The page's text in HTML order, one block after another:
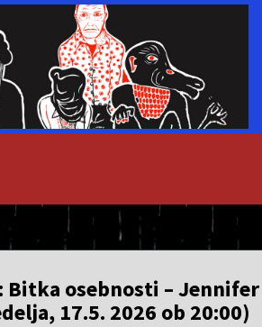
Bitka osebnosti – Jennifer
17.5. 2026 ob 20:00)